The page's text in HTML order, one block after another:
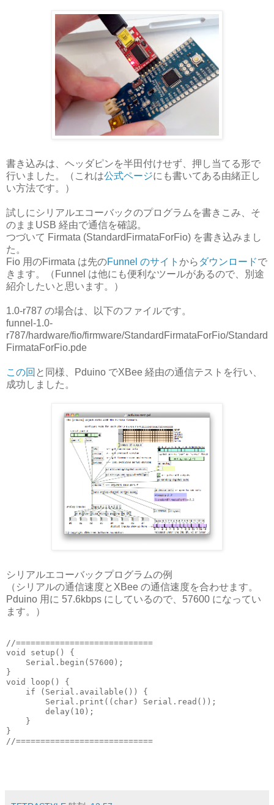
書き込みは、ヘッダピンを半田付けせず、押し当てる形で
行いました。（これは公式ページにも書いてある由緒正し
い方法です。）
試しにシリアルエコーバックのプログラムを書きこみ、そ
のままUSB 経由で通信を確認。
つづいて Firmata (StandardFirmataForFio) を書き込みまし
た。
Fio 用のFirmata は先のFunnel のサイト から ダウンロードで
きます。（Funnel は他にも便利なツールがあるので、別途
紹介したいと思います。）
1.0-r787 の場合は、以下のファイルです。
funnel-1.0-
r787/hardware/fio/firmware/StandardFirmataForFio/Standard
FirmataForFio.pde
この回 と同様、Pduino でXBee 経由の通信テストを行い、
成功しました。
シリアルエコーバックプログラムの例
（シリアルの通信速度とXBee の通信速度を合わせます。
Pduino 用に 57.6kbps にしているので、57600 になってい
ます。）
//============================
void setup() {
    Serial.begin(57600);
}
void loop() {
    if (Serial.available()) {
        Serial.print((char) Serial.read());
        delay(10);
    }
}
//============================